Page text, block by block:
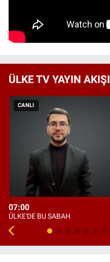
ÜLKE TV YAYIN AKIŞI
CANLI
07:00
ÜLKE'DE BU SABAH